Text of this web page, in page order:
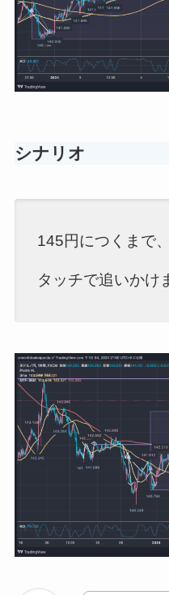
シナリオ
145円につくまで
タッチで追いかけ